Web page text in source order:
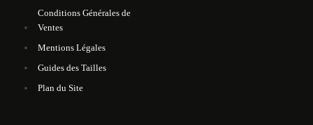
Conditions Générales de
Ventes
Mentions Légales
Guides des Tailles
Plan du Site